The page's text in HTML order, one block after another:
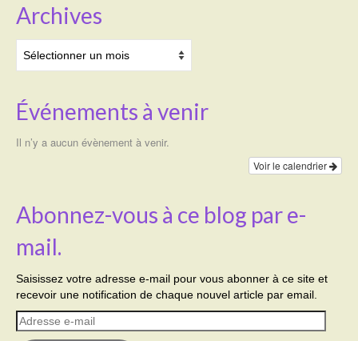
Archives
Événements à venir
Il n’y a aucun évènement à venir.
Voir le calendrier
Abonnez-vous à ce blog par e-
mail.
Saisissez votre adresse e-mail pour vous abonner à ce site et
recevoir une notification de chaque nouvel article par email.
Adresse
e-